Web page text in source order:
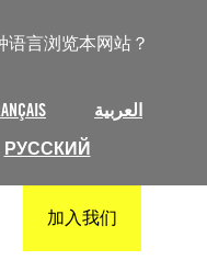
语言浏览本网站？
العربية
РУССКИЙ
加入我们